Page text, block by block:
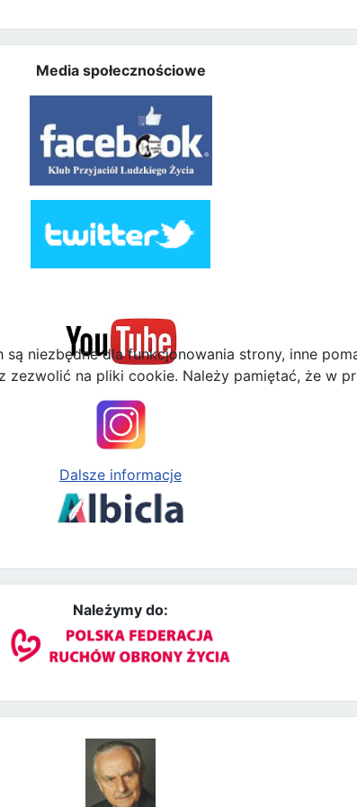
Media społecznościowe
Należymy do:
niezbędne dla funkcjonowania strony, inne
na pliki cookie. Należy pamiętać, że w
Dalsze informacje